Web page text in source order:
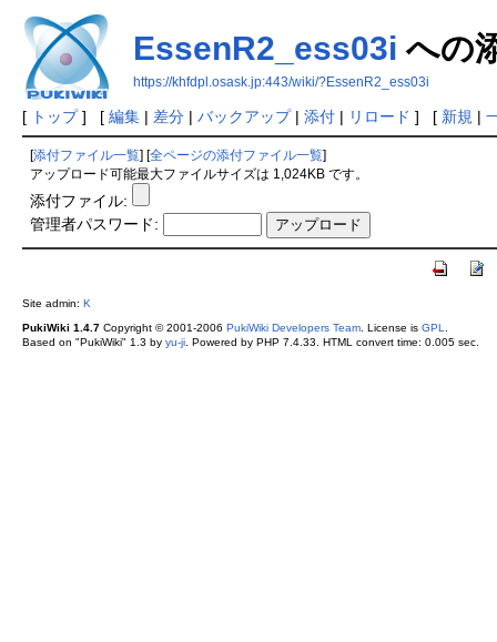
EssenR2_ess03i への
https://khfdpl.osask.jp:443/wiki/?EssenR2_ess03i
[ トップ] [ 編集| 差分| バックアップ| 添付| リロード ] [ 新規 |
添付ファイル一覧 全ページの添付ファイル一覧
アップロード可能最大ファイルサイズは 1,024KB です。
添付ファイル:
管理者パスワード:
Site admin: K
PukiWiki 1.4.7Copyright © 2001-2006 PukiWiki Developers Team. License is GPL
Based on "PukiWiki" 1.3 by yu-ji. Powered by PHP 7.4.33. HTML convert time: 0.005 sec.